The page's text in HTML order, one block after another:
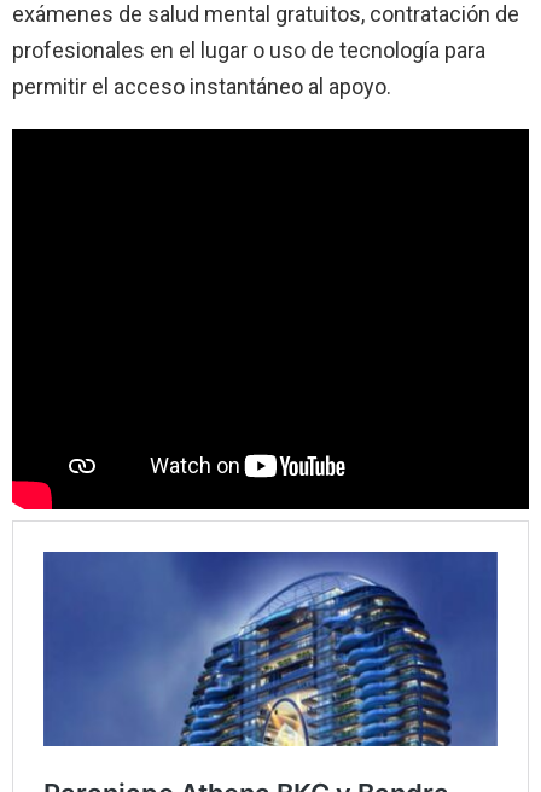
exámenes de salud mental gratuitos, contratación de
profesionales en el lugar o uso de tecnología para
permitir el acceso instantáneo al apoyo.